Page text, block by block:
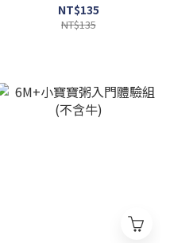
NT$135
NT$135